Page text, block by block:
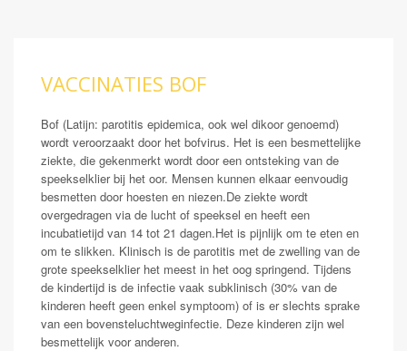
VACCINATIES BOF
Bof (Latijn: parotitis epidemica, ook wel dikoor genoemd)
wordt veroorzaakt door het bofvirus. Het is een besmettelijke
ziekte, die gekenmerkt wordt door een ontsteking van de
speekselklier bij het oor. Mensen kunnen elkaar eenvoudig
besmetten door hoesten en niezen.De ziekte wordt
overgedragen via de lucht of speeksel en heeft een
incubatietijd van 14 tot 21 dagen.Het is pijnlijk om te eten en
om te slikken. Klinisch is de parotitis met de zwelling van de
grote speekselklier het meest in het oog springend. Tijdens
de kindertijd is de infectie vaak subklinisch (30% van de
kinderen heeft geen enkel symptoom) of is er slechts sprake
van een bovensteluchtweginfectie. Deze kinderen zijn wel
besmettelijk voor anderen.